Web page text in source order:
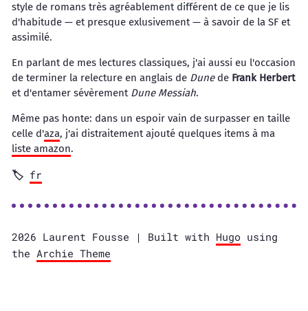
style de romans très agréablement différent de ce que je lis
d'habitude — et presque exlusivement — à savoir de la SF et
assimilé.
En parlant de mes lectures classiques, j'ai aussi eu l'occasion
de terminer la relecture en anglais de Dunede Frank Herbert
et d'entamer sévèrement Dune Messiah.
Même pas honte: dans un espoir vain de surpasser en taille
celle d'aza, j'ai distraitement ajouté quelques items à ma
liste amazon.
fr
2026 Laurent Fousse | Built with Hugo using
the Archie Theme